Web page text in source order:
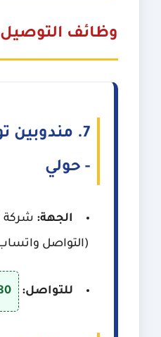
وظائف
7.
- حولي
الجهة: شركة
(التواصل
للتواصل: